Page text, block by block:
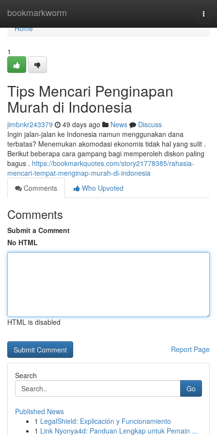
bookmarkworm
Home
Home
1
Tips Mencari Penginapan
Murah di Indonesia
jimbnkr243379 49 days ago News
Discuss
Ingin jalan-jalan ke Indonesia namun menggunakan dana
terbatas? Menemukan akomodasi ekonomis tidak hal yang sulit .
Berikut beberapa cara gampang bagi memperoleh diskon paling
bagus . https://bookmarkquotes.com/story21778385/rahasia-
mencari-tempat-menginap-murah-di-indonesia
Comments
Who Upvoted
Comments
Submit a Comment
No HTML
HTML is disabled
Report Page
Search
Go
Published News
1 LegalShield: Explicación y Funcionamiento
1 Link Nyonya4d: Panduan Lengkap untuk Pemain ...